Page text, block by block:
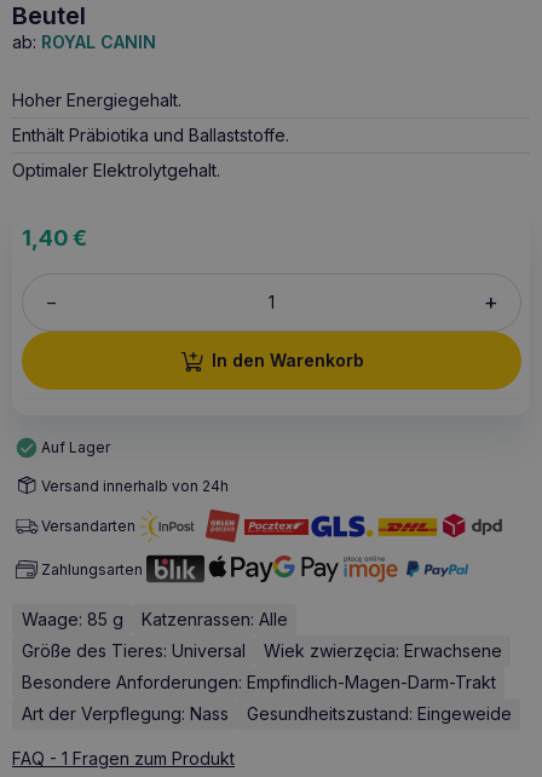
Beutel
ab: ROYAL CANIN
Hoher Energiegehalt.
Enthält Präbiotika und Ballaststoffe.
Optimaler Elektrolytgehalt.
1,40€
– +
In den Warenkorb
Auf Lager
Versand innerhalb von 24h
Versandarten
Zahlungsarten
Waage: 85 g
Katzenrassen: Alle
Größe des Tieres: Universal
Wiek zwierzęcia: Erwachsene
Besondere Anforderungen: Empfindlich-Magen-Darm-Trakt
Art der Verpflegung: Nass
Gesundheitszustand: Eingeweide
FAQ - 1 Fragen zum Produkt